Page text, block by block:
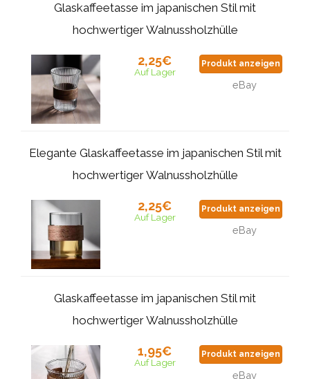
Glaskaffeetasse im japanischen Stil mit
hochwertiger Walnussholzhülle
2,25€
Auf Lager
Produkt anzeigen
eBay
Elegante Glaskaffeetasse im japanischen Stil mit
hochwertiger Walnussholzhülle
2,25€
Auf Lager
Produkt anzeigen
eBay
Glaskaffeetasse im japanischen Stil mit
hochwertiger Walnussholzhülle
1,95€
Auf Lager
Produkt anzeigen
eBay